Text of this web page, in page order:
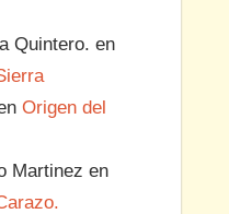
Quintero. en
Origen del
Martinez en